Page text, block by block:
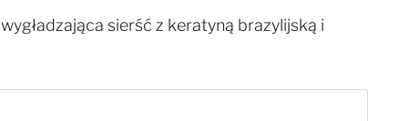
sierść z keratyną brazylijską i